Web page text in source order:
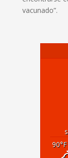
vacunado”.
90°F